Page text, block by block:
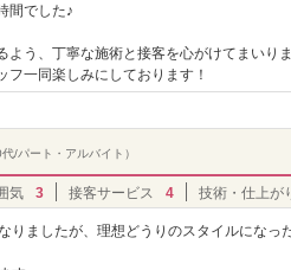
間でした♪
う、丁寧な施術と接客を心がけてまいりま
フ一同楽しみにしております！
代/パート・アルバイト）
気 3 接客サービス 4 技術・仕上が
りましたが、理想どうりのスタイルになっ